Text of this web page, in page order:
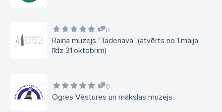
Raiņa muzejs "Tadenava" (atvērts no 1.maija
līdz 31.oktobrim)
0
Ogres Vēstures un mākslas muzejs
0